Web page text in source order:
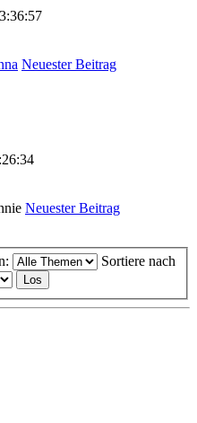
Neuester Beitrag
Neuester Beitrag
Sortiere nach